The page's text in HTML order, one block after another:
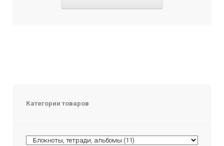
Категории товаров